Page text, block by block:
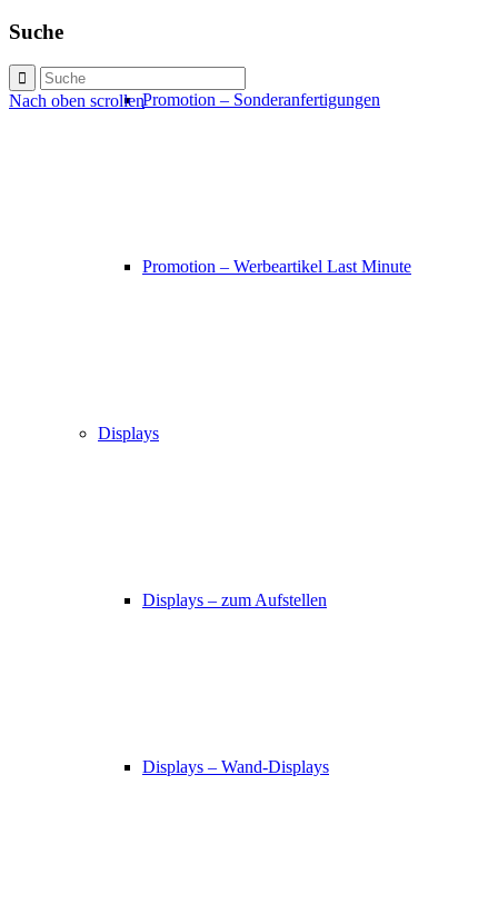
Promotion – Sonderanfertigungen
Promotion – Werbeartikel Last Minute
Displays
Displays – zum Aufstellen
Displays – Wand-Displays
Suche
Nach oben scrollen